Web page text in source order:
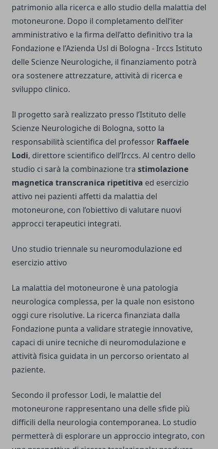
patrimonio alla ricerca e allo studio della malattia del
motoneurone. Dopo il completamento dell’iter
amministrativo e la firma dell’atto definitivo tra la
Fondazione e l’Azienda Usl di Bologna - Irccs Istituto
delle Scienze Neurologiche, il finanziamento potrà
ora sostenere attrezzature, attività di ricerca e
sviluppo clinico.
Il progetto sarà realizzato presso l’Istituto delle
Scienze Neurologiche di Bologna, sotto la
responsabilità scientifica del professor Raffaele
Lodi, direttore scientifico dell’Irccs. Al centro dello
studio ci sarà la combinazione tra stimolazione
magnetica transcranica ripetitiva ed esercizio
attivo nei pazienti affetti da malattia del
motoneurone, con l’obiettivo di valutare nuovi
approcci terapeutici integrati.
Uno studio triennale su neuromodulazione ed
esercizio attivo
La malattia del motoneurone è una patologia
neurologica complessa, per la quale non esistono
oggi cure risolutive. La ricerca finanziata dalla
Fondazione punta a validare strategie innovative,
capaci di unire tecniche di neuromodulazione e
attività fisica guidata in un percorso orientato al
paziente.
Secondo il professor Lodi, le malattie del
motoneurone rappresentano una delle sfide più
difficili della neurologia contemporanea. Lo studio
permetterà di esplorare un approccio integrato, con